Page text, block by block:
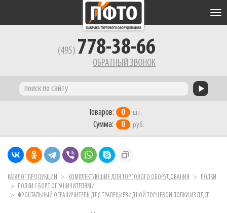
(495) 778-38-66
ОБРАТНЫЙ ЗВОНОК
Товаров: 0 шт.
Сумма: 0 руб.
КАТАЛОГ ПРОДУКЦИИ КОМПЛЕКТУЮЩИЕ ДЛЯ ТОРГОВОГО ОБОРУДОВАНИЯ
ПОЛКИ
ПОЛКИ С БОРТ ОГРАНИЧИТЕЛЯМИ
ФРОНТАЛЬНЫЙ ОГРАНИЧИТЕЛЬ ДЛЯ ТРАПЕЦИЕВИДНОЙ ТОРЦЕВОЙ ПОЛКИ ИЗ ЛДСП